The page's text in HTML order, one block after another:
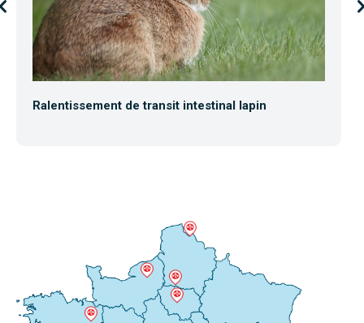
Ralentissement de transit intestinal lapin